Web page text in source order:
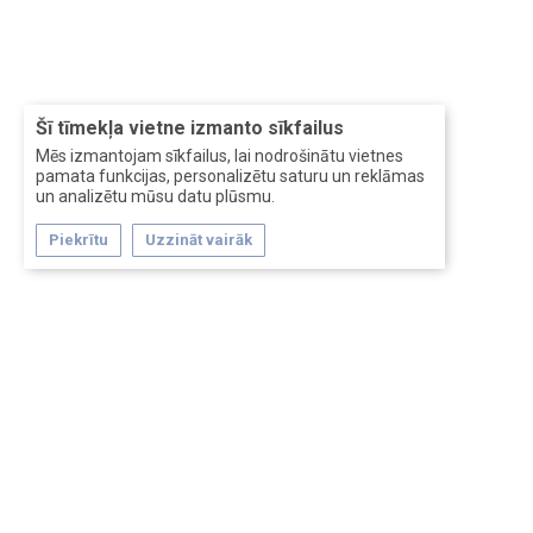
Šī tīmekļa vietne izmanto sīkfailus
Mēs izmantojam sīkfailus, lai nodrošinātu vietnes
pamata funkcijas, personalizētu saturu un reklāmas
un analizētu mūsu datu plūsmu.
Piekrītu Uzzināt vairāk